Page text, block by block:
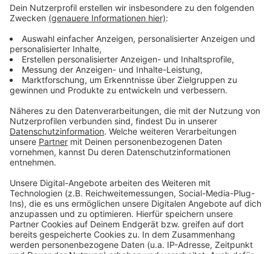
Mecklenburg-Vorpommern wie schon in Sachsen eine
Maskenpflicht. Mehrere Städte weiterer Bundesländer
schreiben das Tragen von Alltagsmasken inzwischen
ebenfalls vor.
Anzeige
Nordrhein-Westfalens Ministerpräsident Armin
Laschet (CDU) hat bislang eine Verpflichtung zum
Tragen von Mund-Nase-Schutz abgelehnt. Er setze
auf Freiwilligkeit, hatte er betont.
Anzeige